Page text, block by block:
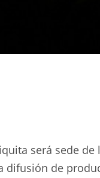
será sede de
difusión de